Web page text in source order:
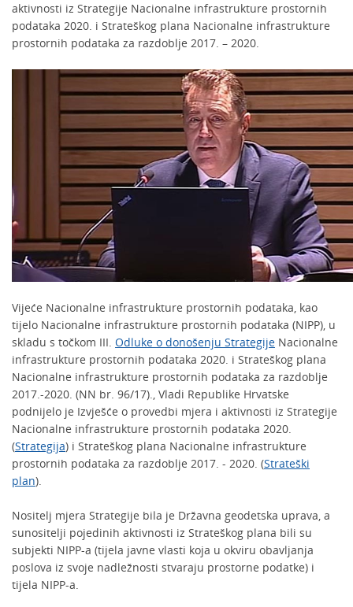
aktivnosti iz Strategije Nacionalne infrastrukture prostornih
podataka 2020. i Strateškog plana Nacionalne infrastrukture
prostornih podataka za razdoblje 2017. – 2020.
Vijeće Nacionalne infrastrukture prostornih podataka, kao
tijelo Nacionalne infrastrukture prostornih podataka (NIPP), u
skladu s točkom III. Odluke o donošenju Strategije Nacionalne
infrastrukture prostornih podataka 2020. i Strateškog plana
Nacionalne infrastrukture prostornih podataka za razdoblje
2017.-2020. (NN br. 96/17)., Vladi Republike Hrvatske
podnijelo je Izvješće o provedbi mjera i aktivnosti iz Strategije
Nacionalne infrastrukture prostornih podataka 2020.
(Strategija) i Strateškog plana Nacionalne infrastrukture
prostornih podataka za razdoblje 2017. - 2020. (Strateški
plan).
Nositelj mjera Strategije bila je Državna geodetska uprava, a
sunositelji pojedinih aktivnosti iz Strateškog plana bili su
subjekti NIPP-a (tijela javne vlasti koja u okviru obavljanja
poslova iz svoje nadležnosti stvaraju prostorne podatke) i
tijela NIPP-a.